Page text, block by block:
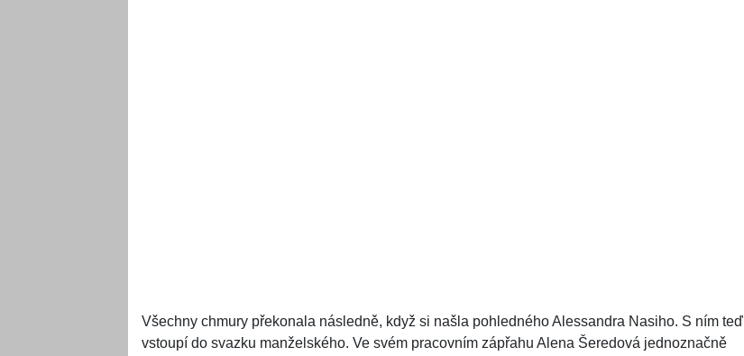
Všechny chmury překonala následně, když si našla pohledného Alessandra Nasiho. S ním teď
vstoupí do svazku manželského. Ve svém pracovním zápřahu Alena Šeredová jednoznačně